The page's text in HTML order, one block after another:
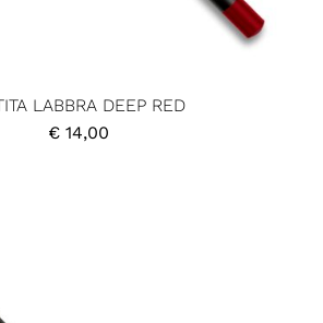
LABBRA DEEP RED
€14,00